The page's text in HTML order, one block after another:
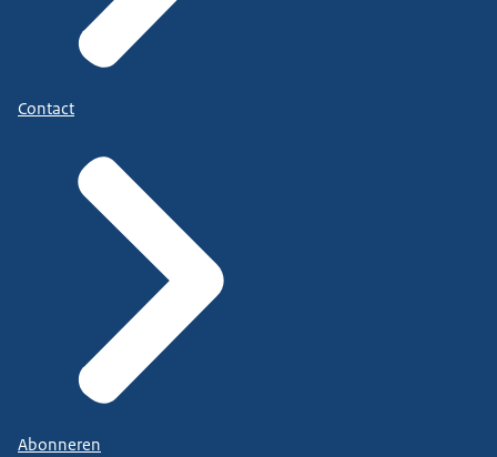
Contact
Abonneren